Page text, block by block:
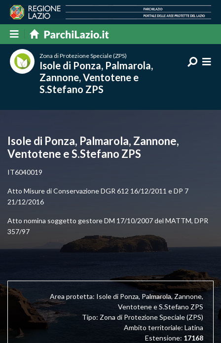
Zona di Protezione Speciale (ZPS)
Isole di Ponza, Palmarola,
Zannone, Ventotene e
S.Stefano ZPS
Isole di Ponza, Palmarola, Zannone,
Ventotene e S.Stefano ZPS
IT6040019
Atto Misure di Conservazione DGR 612 16/12/2011 e DP 7
21/12/2016
Atto nomina soggetto gestore DM 17/10/2007 del MATTM, DPR
357/97
Area protetta: Isole di Ponza, Palmarola, Zannone,
Ventotene e S.Stefano ZPS
Tipo: Zona di Protezione Speciale (ZPS)
Ambito territoriale: Latina
Estensione: 17168